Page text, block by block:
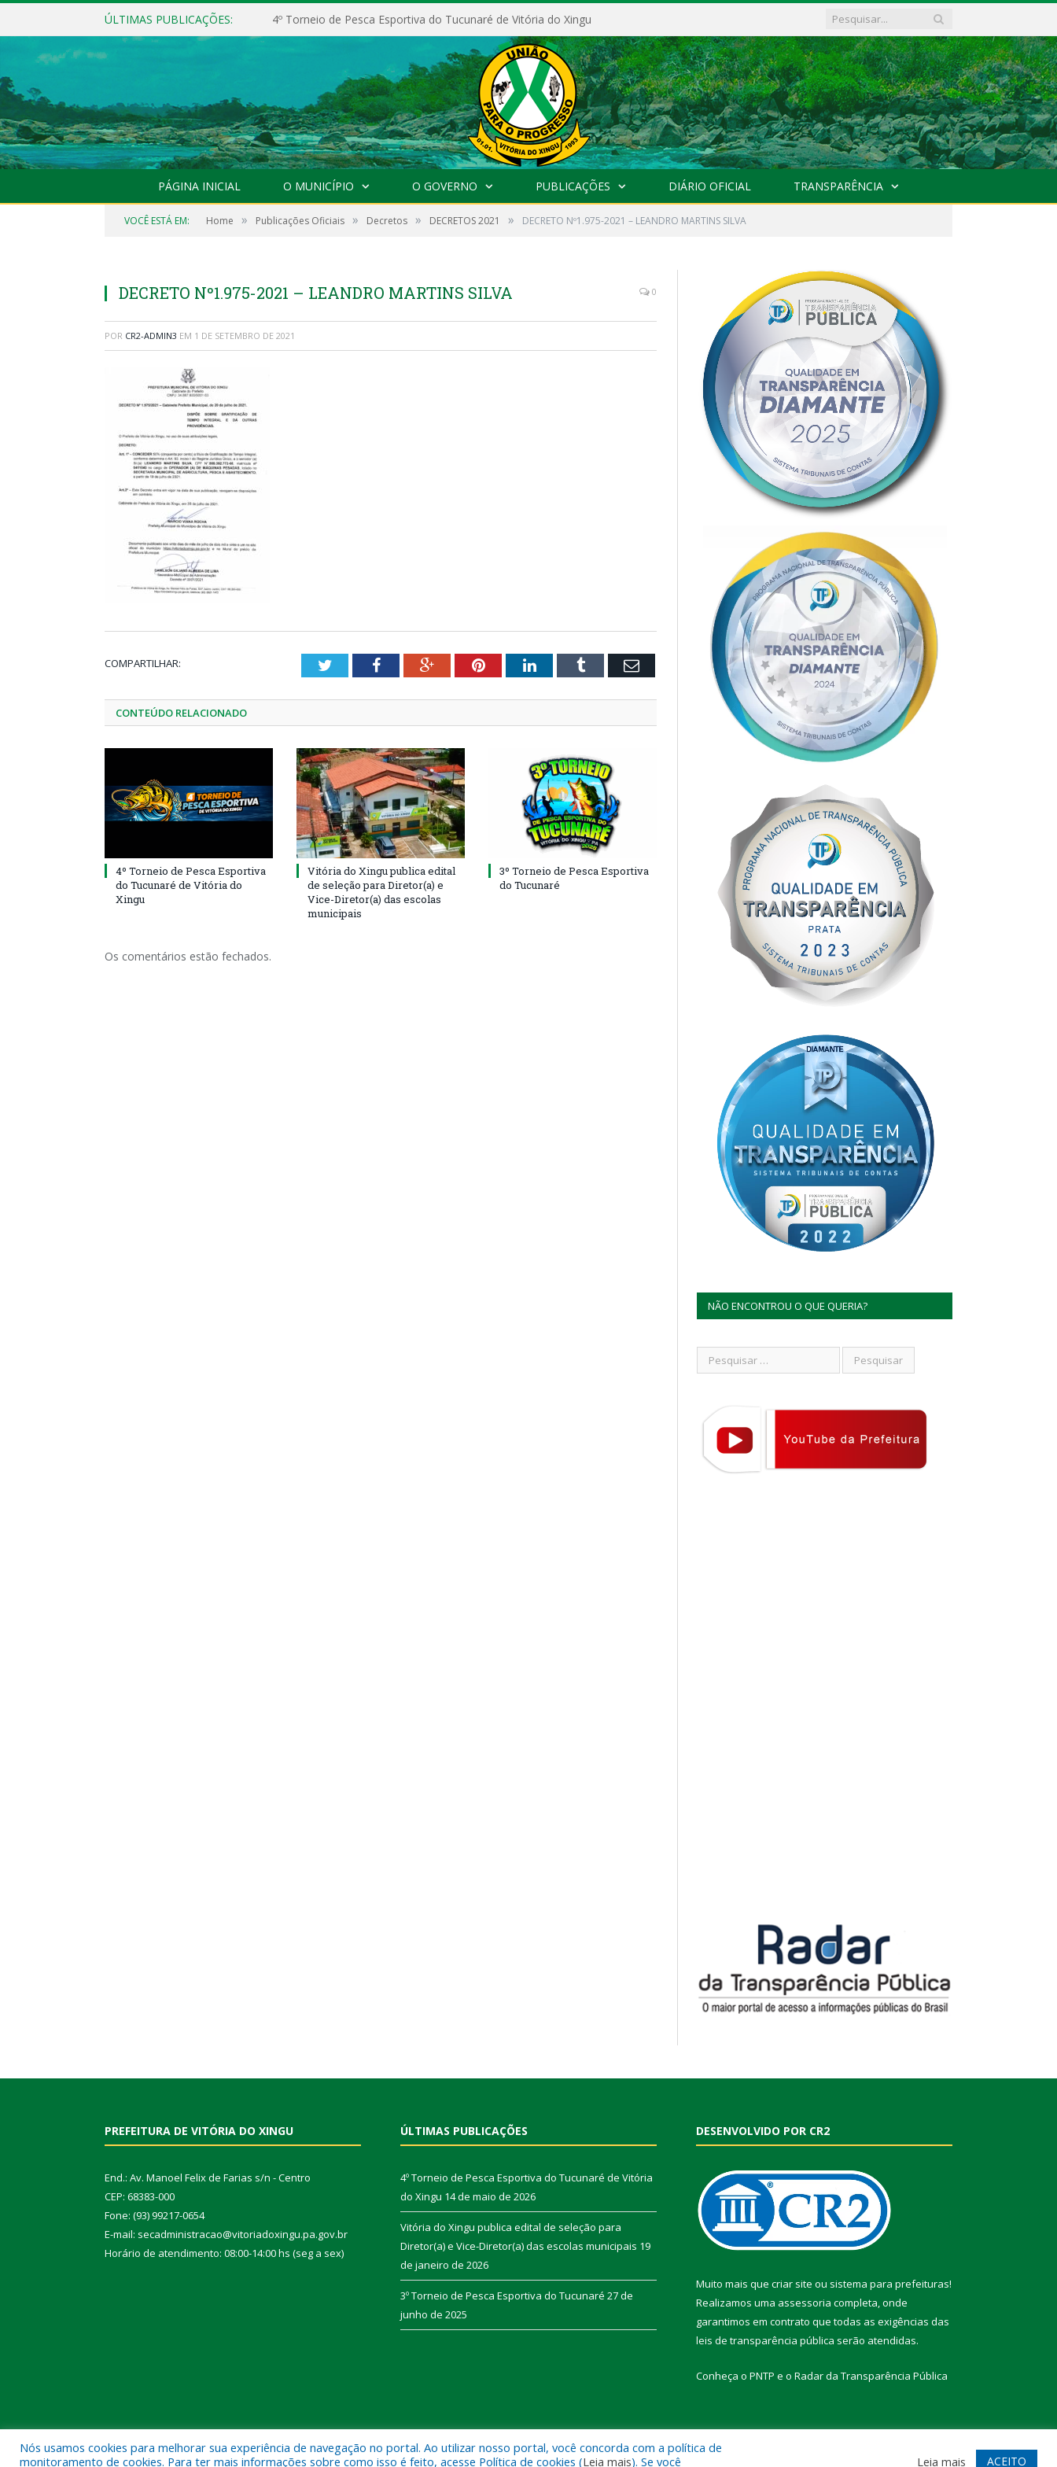
ÚLTIMAS PUBLICAÇÕES: 4º Torneio de Pesca Esportiva do Tucunaré de Vitória do Xingu
PÁGINA INICIAL O MUNICÍPIO O GOVERNO PUBLICAÇÕES DIÁRIO OFICIAL TRANSPARÊNCIA
VOCÊ ESTÁ EM: Home » Publicações Oficiais » Decretos » DECRETOS 2021 » DECRETO Nº1.975-2021 – LEANDRO MARTINS SILVA
DECRETO Nº1.975-2021 – LEANDRO MARTINS SILVA 0
POR CR2-ADMIN3 EM 1 DE SETEMBRO DE 2021
COMPARTILHAR: TwitterFacebookGoogle+PinterestLinkedInTumblr Email
CONTEÚDO RELACIONADO
4º Torneio de Pesca Esportiva
do Tucunaré de Vitória do
Xingu
Vitória do Xingu publica edital
de seleção para Diretor(a) e
Vice-Diretor(a) das escolas
municipais
3º Torneio de Pesca Esportiva
do Tucunaré
Os comentários estão fechados.
NÃO ENCONTROU O QUE QUERIA?
PREFEITURA DE VITÓRIA DO XINGU
End.: Av. Manoel Felix de Farias s/n - Centro
CEP: 68383-000
Fone: (93) 99217-0654
E-mail: secadministracao@vitoriadoxingu.pa.gov.br
Horário de atendimento: 08:00-14:00 hs (seg a sex)
ÚLTIMAS PUBLICAÇÕES
4º Torneio de Pesca Esportiva do Tucunaré de Vitória
do Xingu 14 de maio de 2026
Vitória do Xingu publica edital de seleção para
Diretor(a) e Vice-Diretor(a) das escolas municipais 19
de janeiro de 2026
3º Torneio de Pesca Esportiva do Tucunaré 27 de
junho de 2025
DESENVOLVIDO POR CR2
Muito mais que criar site ou sistema para prefeituras!
Realizamos uma assessoria completa, onde
garantimos em contrato que todas as exigências das
leis de transparência pública serão atendidas.
Conheça o PNTP e o Radar da Transparência Pública
Todos os direitos reservados a Prefeitura Municipal de Vitória do Xingu. Mapa do Site Acessar Webmail
Nós usamos cookies para melhorar sua experiência de navegação no portal. Ao utilizar nosso portal, você concorda com a política de
monitoramento de cookies. Para ter mais informações sobre como isso é feito, acesse Política de cookies (Leia mais). Se você Leia mais ACEITO